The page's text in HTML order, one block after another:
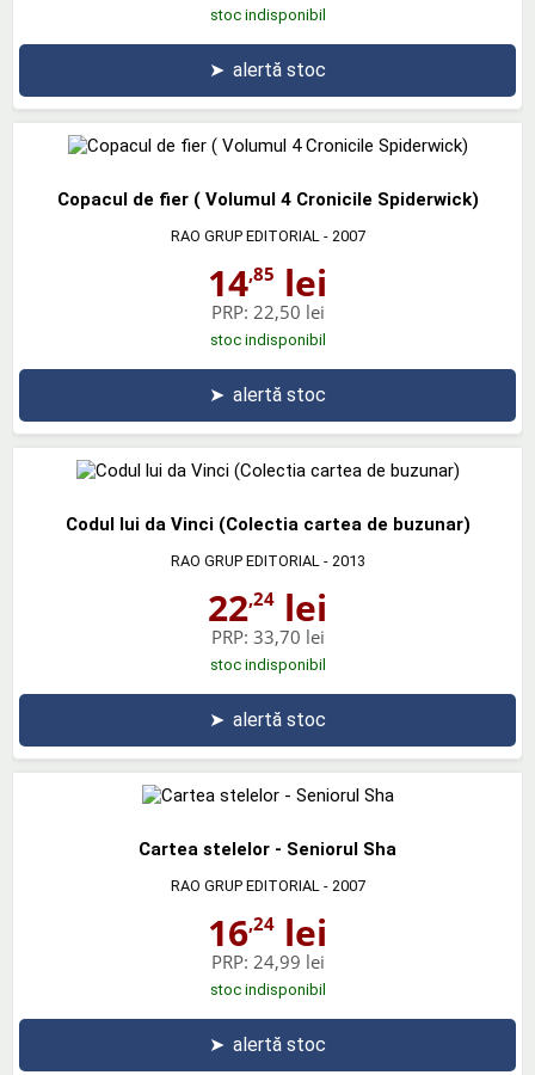
stoc indisponibil
➤ alertă stoc
Copacul de fier ( Volumul 4 Cronicile Spiderwick)
RAO GRUP EDITORIAL - 2007
14,85 lei
PRP: 22,50 lei
stoc indisponibil
➤ alertă stoc
Codul lui da Vinci (Colectia cartea de buzunar)
RAO GRUP EDITORIAL - 2013
22,24 lei
PRP: 33,70 lei
stoc indisponibil
➤ alertă stoc
Cartea stelelor - Seniorul Sha
RAO GRUP EDITORIAL - 2007
16,24 lei
PRP: 24,99 lei
stoc indisponibil
➤ alertă stoc